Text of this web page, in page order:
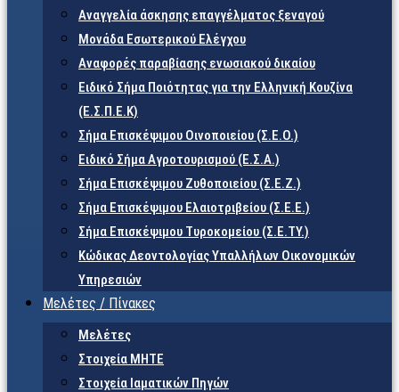
Αναγγελία άσκησης επαγγέλματος ξεναγού
Μονάδα Εσωτερικού Ελέγχου
Αναφορές παραβίασης ενωσιακού δικαίου
Ειδικό Σήμα Ποιότητας για την Ελληνική Κουζίνα
(Ε.Σ.Π.Ε.Κ)
Σήμα Επισκέψιμου Οινοποιείου (Σ.Ε.Ο.)
Ειδικό Σήμα Αγροτουρισμού (Ε.Σ.Α.)
Σήμα Επισκέψιμου Ζυθοποιείου (Σ.Ε.Ζ.)
Σήμα Επισκέψιμου Ελαιοτριβείου (Σ.Ε.Ε.)
Σήμα Επισκέψιμου Τυροκομείου (Σ.Ε.TY.)
Κώδικας Δεοντολογίας Υπαλλήλων Οικονομικών
Υπηρεσιών
Μελέτες / Πίνακες
Μελέτες
Στοιχεία ΜΗΤΕ
Στοιχεία Ιαματικών Πηγών